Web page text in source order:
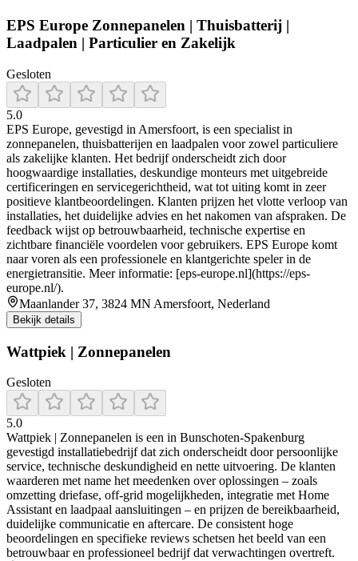
EPS Europe Zonnepanelen | Thuisbatterij |
Laadpalen | Particulier en Zakelijk
Gesloten
5.0
EPS Europe, gevestigd in Amersfoort, is een specialist in
zonnepanelen, thuisbatterijen en laadpalen voor zowel particuliere
als zakelijke klanten. Het bedrijf onderscheidt zich door
hoogwaardige installaties, deskundige monteurs met uitgebreide
certificeringen en servicegerichtheid, wat tot uiting komt in zeer
positieve klantbeoordelingen. Klanten prijzen het vlotte verloop van
installaties, het duidelijke advies en het nakomen van afspraken. De
feedback wijst op betrouwbaarheid, technische expertise en
zichtbare financiële voordelen voor gebruikers. EPS Europe komt
naar voren als een professionele en klantgerichte speler in de
energietransitie. Meer informatie: [eps-europe.nl](https://eps-
europe.nl/).
Maanlander 37, 3824 MN Amersfoort, Nederland
Bekijk details
Wattpiek | Zonnepanelen
Gesloten
5.0
Wattpiek | Zonnepanelen is een in Bunschoten‑Spakenburg
gevestigd installatiebedrijf dat zich onderscheidt door persoonlijke
service, technische deskundigheid en nette uitvoering. De klanten
waarderen met name het meedenken over oplossingen – zoals
omzetting driefase, off‑grid mogelijkheden, integratie met Home
Assistant en laadpaal aansluitingen – en prijzen de bereikbaarheid,
duidelijke communicatie en aftercare. De consistent hoge
beoordelingen en specifieke reviews schetsen het beeld van een
betrouwbaar en professioneel bedrijf dat verwachtingen overtreft.